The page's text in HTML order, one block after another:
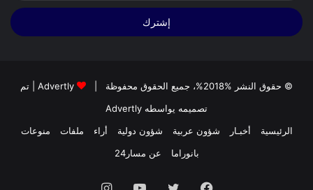
الإلكتروني
© حقوق النشر %2018%، جميع الحقوق محفوظة | Advertly | تم
تصميمه يواسطه Advertly
الرئيسية
أخبـار شؤون عربية شؤون دولية أراء ملفات
منوعات
بانوراما
عن مسار24